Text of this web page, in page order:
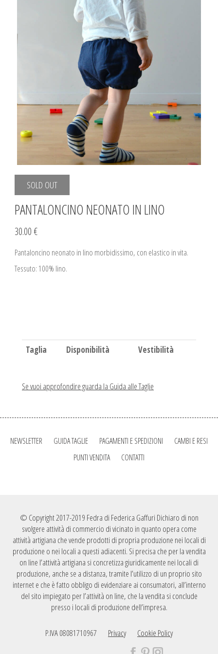
SOLD OUT
PANTALONCINO NEONATO IN LINO
30.00 €
Pantaloncino neonato in lino morbidissimo, con elastico in vita.
Tessuto: 100% lino.
Taglia Disponibilità Vestibilità
Se vuoi approfondire guarda la Guida alle Taglie
NEWSLETTER GUIDA TAGLIE PAGAMENTI E SPEDIZIONI
CAMBI E RESI
PUNTI VENDITA
CONTATTI
© Copyright 2017-2019 Fedra di Federica Gaffuri Dichiaro di non
svolgere attività di commercio di vicinato in quanto opera come
attività artigiana che vende prodotti di propria produzione nei locali di
produzione o nei locali a questi adiacenti. Si precisa che per la vendita
on line l’attività artigiana si concretizza giuridicamente nei locali di
produzione, anche se a distanza, tramite l’utilizzo di un proprio sito
internet e che è fatto obbligo di evidenziare ai consumatori, all’interno
del sito impiegato per l’attività on line, che la vendita si conclude
presso i locali di produzione dell’impresa.
P.IVA 08081710967 Privacy Cookie Policy